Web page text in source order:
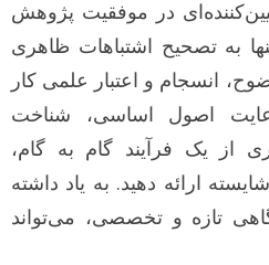
در موفقیت پژوهش
به تصحیح اشتباهات ظاهری
انسجام و اعتبار علمی کار
اصول اساسی، شناخت
از یک فرآیند گام به گام،
ارائه دهید. به یاد داشته
تازه و تخصصی، می‌تواند